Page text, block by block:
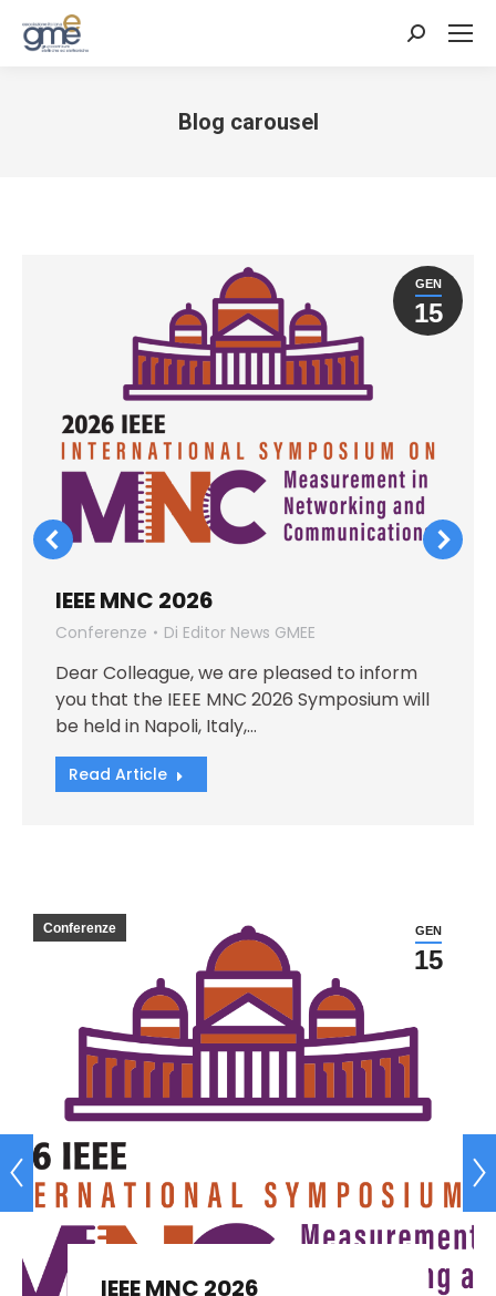
Cerca:
Blog carousel
GEN
15
IEEE MNC 2026
Conferenze Di Editor News GMEE
Dear Colleague, we are pleased to inform
you that the IEEE MNC 2026 Symposium will
be held in Napoli, Italy,…
Read Article
GEN
15
Conferenze
IEEE MNC 2026